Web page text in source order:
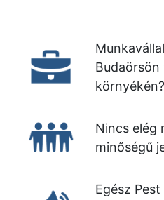
Budaörsön
környékén?
Nincs elég
minőségű
Egész